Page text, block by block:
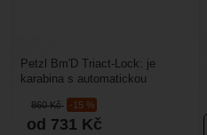
860Kč -15 %
od 731 Kč
Petzl Bm'D Triact-Lock: je
karabina s automatickou
pro jištění během prací...